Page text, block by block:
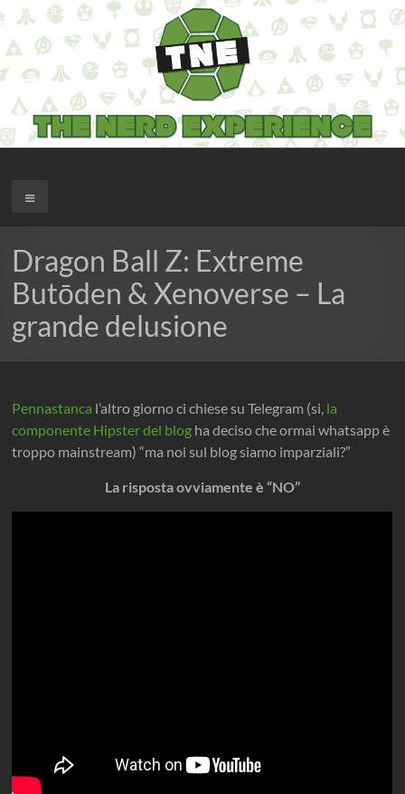
Salta
al
contenuto
The Nerd Experience
Menu
Dragon Ball Z: Extreme
Butōden & Xenoverse – La
grande delusione
Pennastanca l’altro giorno ci chiese su Telegram (si, la
componente Hipster del blog ha deciso che ormai whatsapp è
troppo mainstream) “ma noi sul blog siamo imparziali?”
La risposta ovviamente è “NO”